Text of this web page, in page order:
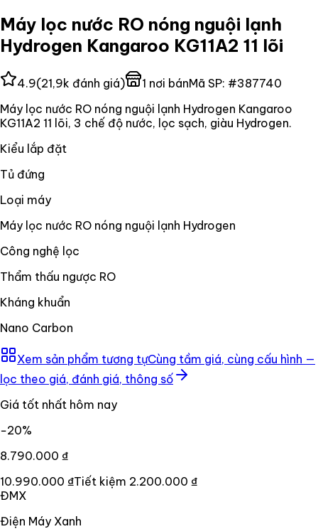
Máy lọc nước RO nóng nguội lạnh
Hydrogen Kangaroo KG11A2 11 lõi
4.9(21,9k đánh giá) 1 nơi bánMã SP: #387740
Máy lọc nước RO nóng nguội lạnh Hydrogen Kangaroo
KG11A2 11 lõi, 3 chế độ nước, lọc sạch, giàu Hydrogen.
Kiểu lắp đặt
Tủ đứng
Loại máy
Máy lọc nước RO nóng nguội lạnh Hydrogen
Công nghệ lọc
Thẩm thấu ngược RO
Kháng khuẩn
Nano Carbon
Xem sản phẩm tương tựCùng tầm giá, cùng cấu hình —
lọc theo giá, đánh giá, thông số
Giá tốt nhất hôm nay
−20%
8.790.000 ₫
10.990.000 ₫Tiết kiệm 2.200.000 ₫
ĐMX
Điện Máy Xanh